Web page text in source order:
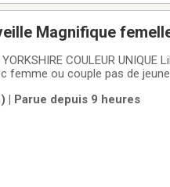
| Parue depuis 9 heures